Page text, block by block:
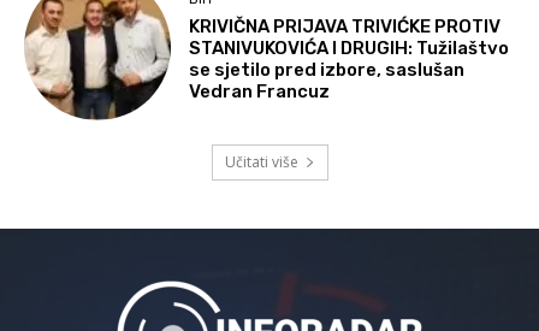
KRIVIČNA PRIJAVA TRIVIĆKE PROTIV
STANIVUKOVIĆA I DRUGIH: Tužilaštvo
se sjetilo pred izbore, saslušan
Vedran Francuz
Učitati više